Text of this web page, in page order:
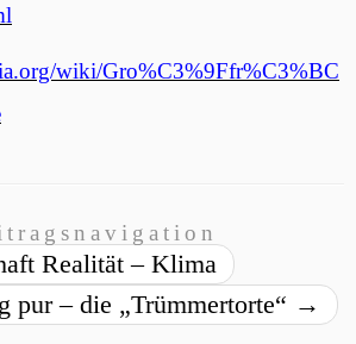
wiki/Gro%C3%9Ffr%C3%BC
Realität – Klima
pur – die „Trümmertorte“ →